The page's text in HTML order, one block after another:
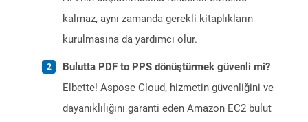
kalmaz, aynı zamanda gerekli kitaplıkların
kurulmasına da yardımcı olur.
Bulutta PDF to PPS dönüştürmek güvenli mi?
Elbette! Aspose Cloud, hizmetin güvenliğini ve
dayanıklılığını garanti eden Amazon EC2 bulut